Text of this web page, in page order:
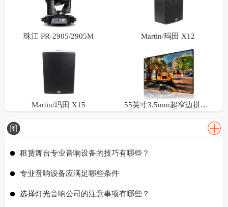
珠江 PR-2905/2905M Martin/玛田 X12
Martin/玛田 X15 55英寸3.5mm超窄边拼接屏
租赁舞台专业音响设备的技巧有哪些？
专业音响设备应满足哪些条件
选择灯光音响公司的注意事项有哪些？